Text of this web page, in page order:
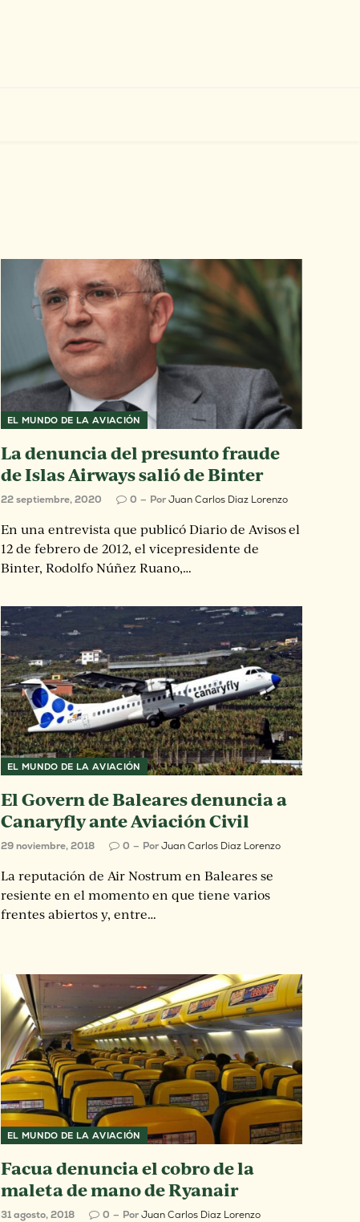
EL MUNDO DE LA AVIACIÓN
La denuncia del presunto fraude
de Islas Airways salió de Binter
22 septiembre, 2020 0 PorJuan Carlos Diaz Lorenzo
En una entrevista que publicó Diario de Avisos el
12 de febrero de 2012, el vicepresidente de
Binter, Rodolfo Núñez Ruano,…
EL MUNDO DE LA AVIACIÓN
El Govern de Baleares denuncia a
Canaryfly ante Aviación Civil
29 noviembre, 2018 0 PorJuan Carlos Diaz Lorenzo
La reputación de Air Nostrum en Baleares se
resiente en el momento en que tiene varios
frentes abiertos y, entre…
EL MUNDO DE LA AVIACIÓN
Facua denuncia el cobro de la
maleta de mano de Ryanair
31 agosto, 2018 0 PorJuan Carlos Diaz Lorenzo